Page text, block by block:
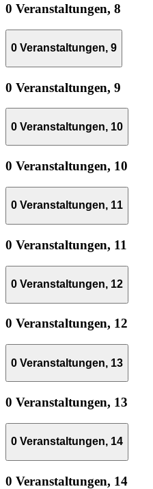
0 Veranstaltungen, 8
0 Veranstaltungen, 9
0 Veranstaltungen, 9
0 Veranstaltungen, 10
0 Veranstaltungen, 10
0 Veranstaltungen, 11
0 Veranstaltungen, 11
0 Veranstaltungen, 12
0 Veranstaltungen, 12
0 Veranstaltungen, 13
0 Veranstaltungen, 13
0 Veranstaltungen, 14
0 Veranstaltungen, 14